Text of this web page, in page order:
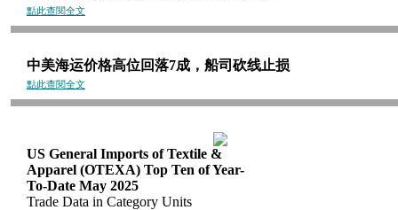
點此查閱全文
中美海运价格高位回落7成，船司砍线止损
點此查閱全文
US General Imports of Textile &
Apparel (OTEXA) Top Ten of Year-
To-Date May 2025
Trade Data in Category Units